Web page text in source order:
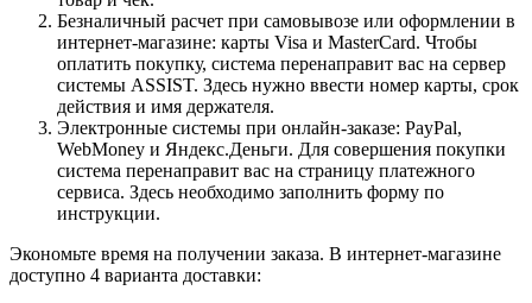
Безналичный расчет при самовывозе или оформлении в
интернет-магазине: карты Visa и MasterCard. Чтобы
оплатить покупку, система перенаправит вас на сервер
системы ASSIST. Здесь нужно ввести номер карты, срок
действия и имя держателя.
Электронные системы при онлайн-заказе: PayPal,
WebMoney и Яндекс.Деньги. Для совершения покупки
система перенаправит вас на страницу платежного
сервиса. Здесь необходимо заполнить форму по
инструкции.
Экономьте время на получении заказа. В интернет-магазине
доступно 4 варианта доставки: